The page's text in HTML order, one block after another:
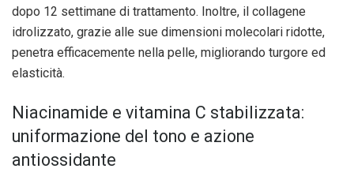
dopo 12 settimane di trattamento. Inoltre, il collagene
idrolizzato, grazie alle sue dimensioni molecolari ridotte,
penetra efficacemente nella pelle, migliorando turgore ed
elasticità.
Niacinamide e vitamina C stabilizzata:
uniformazione del tono e azione
antiossidante